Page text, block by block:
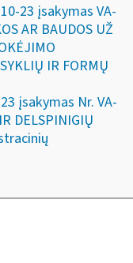
23 įsakymas VA-
AR BAUDOS UŽ
IR FORMŲ
įsakymas Nr. VA-
DELSPINIGIŲ